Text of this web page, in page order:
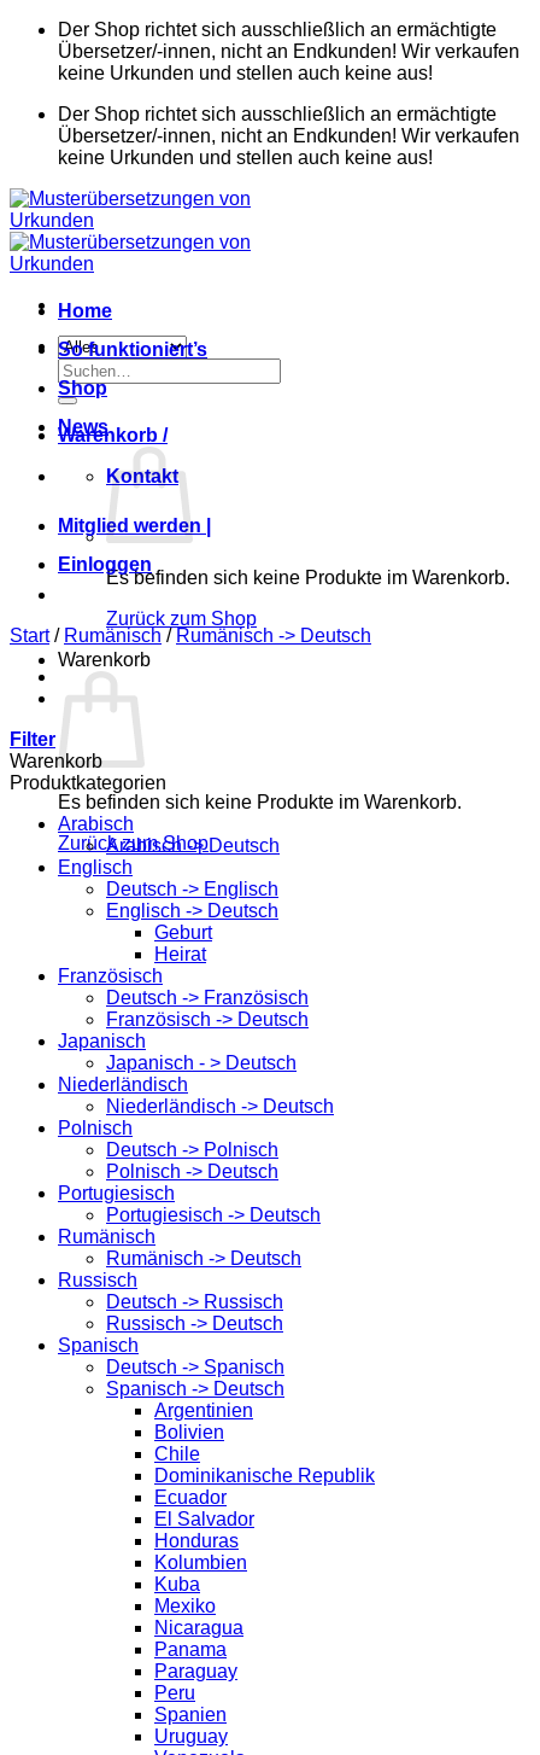
Zum
springen
Der Shop richtet sich ausschließlich an ermächtigte
Übersetzer/-innen, nicht an Endkunden! Wir verkaufen
keine Urkunden und stellen auch keine aus!
Der Shop richtet sich ausschließlich an ermächtigte
Übersetzer/-innen, nicht an Endkunden! Wir verkaufen
keine Urkunden und stellen auch keine aus!
Suchen
nach:
Warenkorb /
Es befinden sich keine Produkte im Warenkorb.
Zurück zum Shop
Warenkorb
Es befinden sich keine Produkte im Warenkorb.
Zurück zum Shop
Home
So funktioniert’s
Shop
News
Kontakt
Mitglied werden |
Einloggen
Start / Rumänisch / Rumänisch -> Deutsch
Filter
Warenkorb
Produktkategorien
Arabisch
Arabisch -> Deutsch
Englisch
Deutsch -> Englisch
Englisch -> Deutsch
Geburt
Heirat
Französisch
Deutsch -> Französisch
Französisch -> Deutsch
Japanisch
Japanisch - > Deutsch
Niederländisch
Niederländisch -> Deutsch
Polnisch
Deutsch -> Polnisch
Polnisch -> Deutsch
Portugiesisch
Portugiesisch -> Deutsch
Rumänisch
Rumänisch -> Deutsch
Russisch
Deutsch -> Russisch
Russisch -> Deutsch
Spanisch
Deutsch -> Spanisch
Spanisch -> Deutsch
Argentinien
Bolivien
Chile
Dominikanische Republik
Ecuador
El Salvador
Honduras
Kolumbien
Kuba
Mexiko
Nicaragua
Panama
Paraguay
Peru
Spanien
Uruguay